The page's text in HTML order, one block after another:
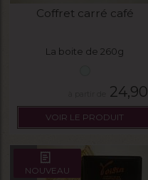
Coffret carré café
La boite de 260g
24,90
VOIR LE PRODUIT
NOUVEAU